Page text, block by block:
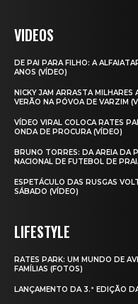
VIDEOS
DE PAI PARA FILHO: A
ANOS (VÍDEO)
NICKY JAM ARRASTA
VERÃO NA PÓVOA DE VARZIM
VÍDEO VIRAL COLOCA RATES
ONDA DE PROCURA (VÍDEO)
BRUNO TORRES: DA AREIA DA
NACIONAL DE FUTEBOL DE
ESPETÁCULO DAS RUSGAS
SÁBADO (VÍDEO)
LIFESTYLE
RATES PARK: UM MUNDO DE
FAMÍLIAS (FOTOS)
LANÇAMENTO DA 3.ª EDIÇÃO